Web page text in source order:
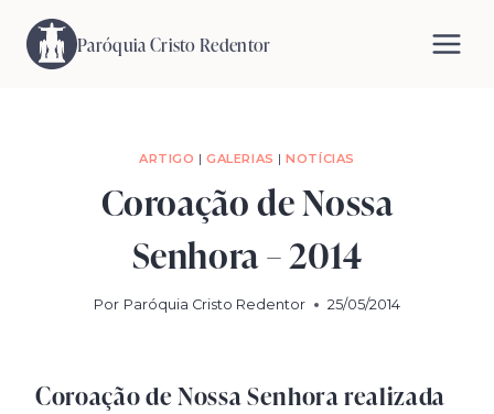
para
Paróquia Cristo Redentor
ARTIGO |GALERIAS |NOTÍCIAS
Coroação de Nossa
Senhora – 2014
Por Paróquia Cristo Redentor 25/05/2014
Coroação de Nossa Senhora realizada